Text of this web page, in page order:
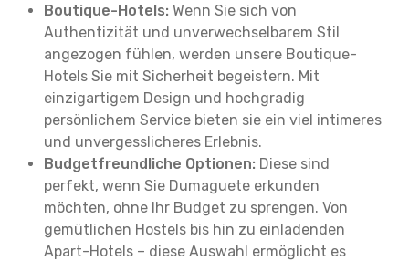
Boutique-Hotels: Wenn Sie sich von
Authentizität und unverwechselbarem Stil
angezogen fühlen, werden unsere Boutique-
Hotels Sie mit Sicherheit begeistern. Mit
einzigartigem Design und hochgradig
persönlichem Service bieten sie ein viel intimeres
und unvergesslicheres Erlebnis.
Budgetfreundliche Optionen: Diese sind
perfekt, wenn Sie Dumaguete erkunden
möchten, ohne Ihr Budget zu sprengen. Von
gemütlichen Hostels bis hin zu einladenden
Apart-Hotels – diese Auswahl ermöglicht es